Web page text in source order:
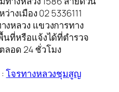
างเมือง 02 5336111
หลวง แขวงการทาง
ที่หรือแจ้งได้ที่ตำรวจ
ลอด 24 ชั่วโมง
:โจรทางหลวงชุมสูญ